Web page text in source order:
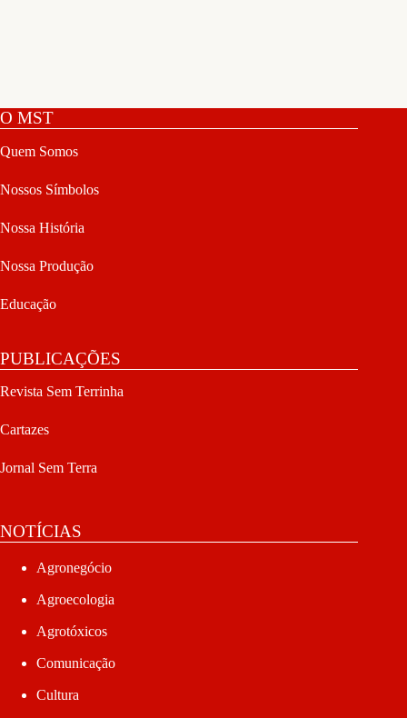
O MST
Quem Somos
Nossos Símbolos
Nossa História
Nossa Produção
Educação
PUBLICAÇÕES
Revista Sem Terrinha
Cartazes
Jornal Sem Terra
NOTÍCIAS
Agronegócio
Agroecologia
Agrotóxicos
Comunicação
Cultura